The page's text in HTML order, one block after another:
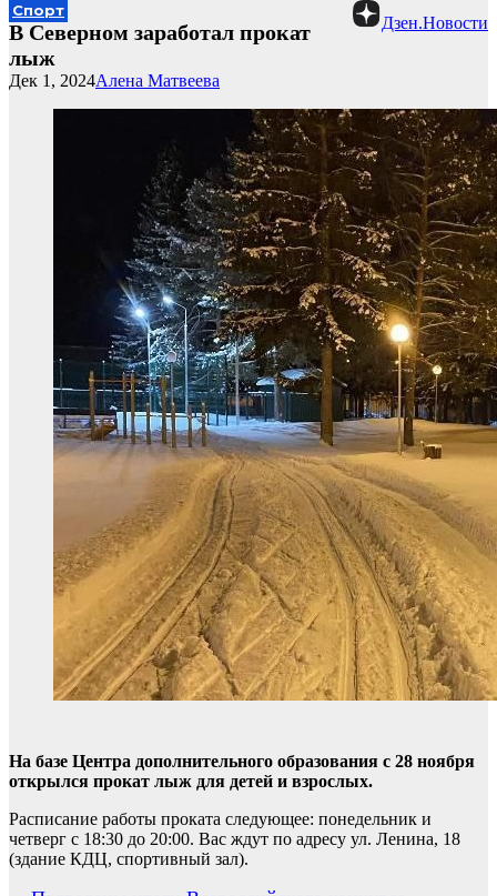
Дзен.Новости
Спорт
В Северном заработал прокат
лыж
Алена Матвеева
Дек 1, 2024
На базе Центра дополнительного образования с 28 ноября
открылся прокат лыж для детей и взрослых.
Расписание работы проката следующее: понедельник и
четверг с 18:30 до 20:00. Вас ждут по адресу ул. Ленина, 18
(здание КДЦ, спортивный зал).